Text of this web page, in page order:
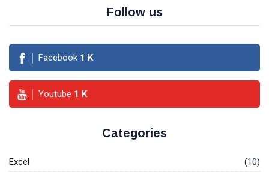
Follow us
Facebook 1 K
Youtube 1 K
Categories
Excel
(10)